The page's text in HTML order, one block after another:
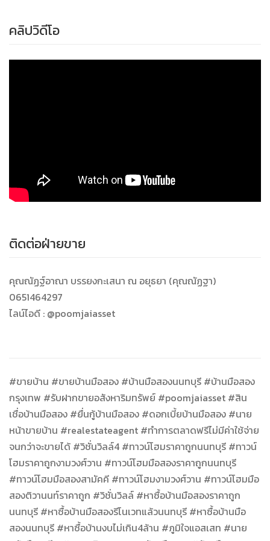
คลิปวิดีโอ
ติดต่อฝ่ายขาย
คุณณัฏฐ์อาณา บรรยงกะเสนา ณ อยุธยา (คุณณัฏฐา)
0651464297
ไลน์ไอดี : @poomjaiasset
#ขายบ้าน #ขายบ้านมือสอง #บ้านมือสองนนทบุรี #บ้านมือสอง
กรุงเทพ #รับฝากขายอสังหาริมทรัพย์ #poomjaiasset #สิน
เชื่อบ้านมือสอง #ยื่นกู้บ้านมือสอง #ดอกเบี้ยบ้านมือสอง #นาย
หน้าขายบ้าน #realestateagent #ทำการตลาดฟรีไม่มีค่าใช้จ่าย
จนกว่าจะขายได้ #วิชั่นวิลล์4 #ทาวน์โฮมราคาถูกนนทบุรี #ทาวน์
โฮมราคาถูกงามวงศ์วาน #ทาวน์โฮมมือสองราคาถูกนนทบุรี
#ทาวน์โฮมมือสองสามัคคี #ทาวน์โฮมงามวงศ์วาน #ทาวน์โฮมมือ
สองติวานนท์ราคาถูก #วิชั่นวิลล์ #หาซื้อบ้านมือสองราคาถูก
นนทบุรี #หาซื้อบ้านมือสองรีโนเวทแล้วนนทบุรี #หาซื้อบ้านมือ
สองนนทบุรี #หาซื้อบ้านงบไม่เกิน4ล้าน #ภูมิใจแอสเสท #นาย